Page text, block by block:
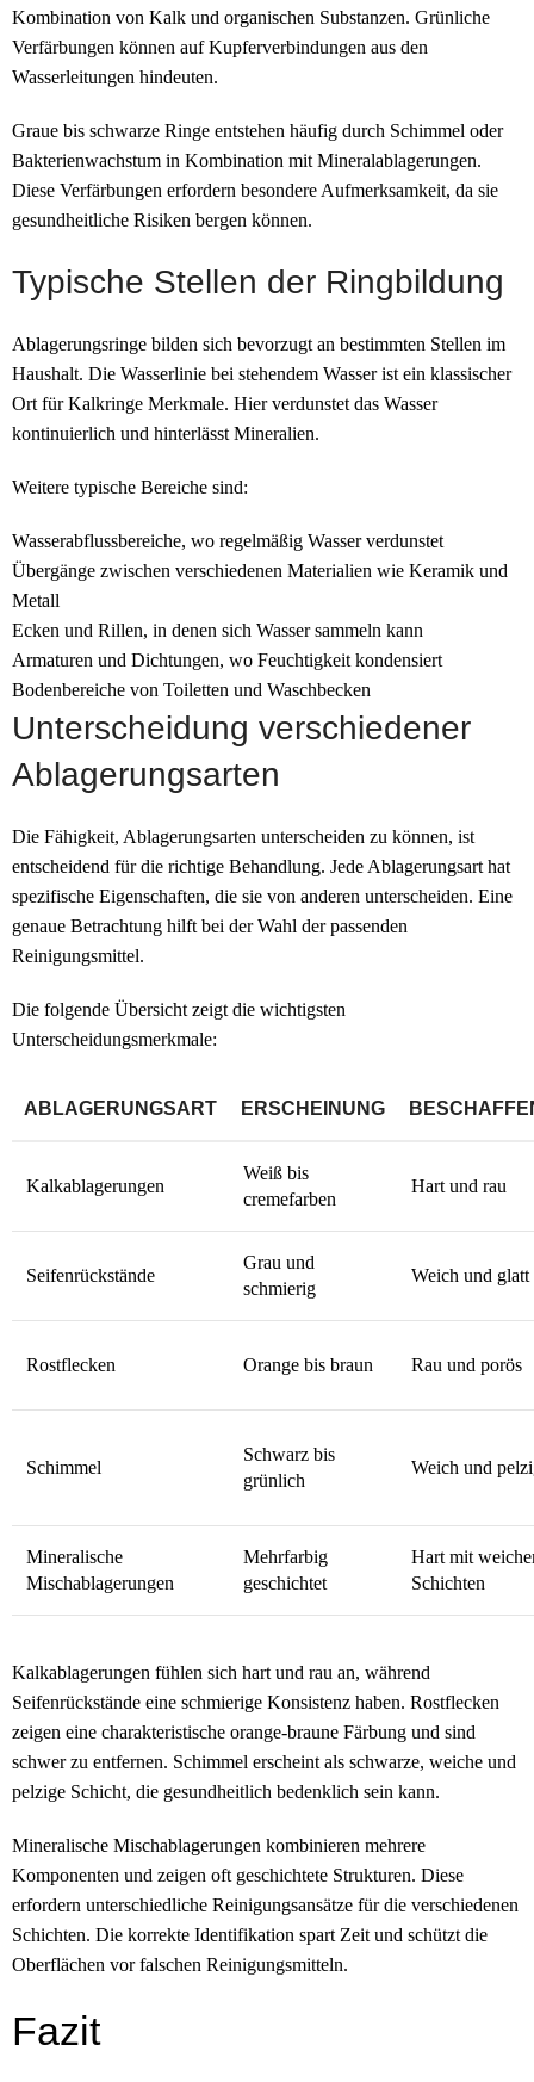
Kombination von Kalk und organischen Substanzen. Grünliche
Verfärbungen können auf Kupferverbindungen aus den
Wasserleitungen hindeuten.
Graue bis schwarze Ringe entstehen häufig durch Schimmel oder
Bakterienwachstum in Kombination mit Mineralablagerungen.
Diese Verfärbungen erfordern besondere Aufmerksamkeit, da sie
gesundheitliche Risiken bergen können.
Typische Stellen der Ringbildung
Ablagerungsringe bilden sich bevorzugt an bestimmten Stellen im
Haushalt. Die Wasserlinie bei stehendem Wasser ist ein klassischer
Ort für Kalkringe Merkmale. Hier verdunstet das Wasser
kontinuierlich und hinterlässt Mineralien.
Weitere typische Bereiche sind:
Wasserabflussbereiche, wo regelmäßig Wasser verdunstet
Übergänge zwischen verschiedenen Materialien wie Keramik und
Metall
Ecken und Rillen, in denen sich Wasser sammeln kann
Armaturen und Dichtungen, wo Feuchtigkeit kondensiert
Bodenbereiche von Toiletten und Waschbecken
Unterscheidung verschiedener
Ablagerungsarten
Die Fähigkeit, Ablagerungsarten unterscheiden zu können, ist
entscheidend für die richtige Behandlung. Jede Ablagerungsart hat
spezifische Eigenschaften, die sie von anderen unterscheiden. Eine
genaue Betrachtung hilft bei der Wahl der passenden
Reinigungsmittel.
Die folgende Übersicht zeigt die wichtigsten
Unterscheidungsmerkmale:
ABLAGERUNGSART ERSCHEINUNG
Kalkablagerungen
Weiß bis
cremefarben
Hart und rau
Seifenrückstände
Grau und
schmierig
Weich und glatt
Rostflecken Orange bis braun Rau und porös
Schimmel
Schwarz bis
grünlich
Weich und
Mineralische
Mischablagerungen
Mehrfarbig
geschichtet
Hart mit
Schichten
Kalkablagerungen fühlen sich hart und rau an, während
Seifenrückstände eine schmierige Konsistenz haben. Rostflecken
zeigen eine charakteristische orange-braune Färbung und sind
schwer zu entfernen. Schimmel erscheint als schwarze, weiche und
pelzige Schicht, die gesundheitlich bedenklich sein kann.
Mineralische Mischablagerungen kombinieren mehrere
Komponenten und zeigen oft geschichtete Strukturen. Diese
erfordern unterschiedliche Reinigungsansätze für die verschiedenen
Schichten. Die korrekte Identifikation spart Zeit und schützt die
Oberflächen vor falschen Reinigungsmitteln.
Fazit